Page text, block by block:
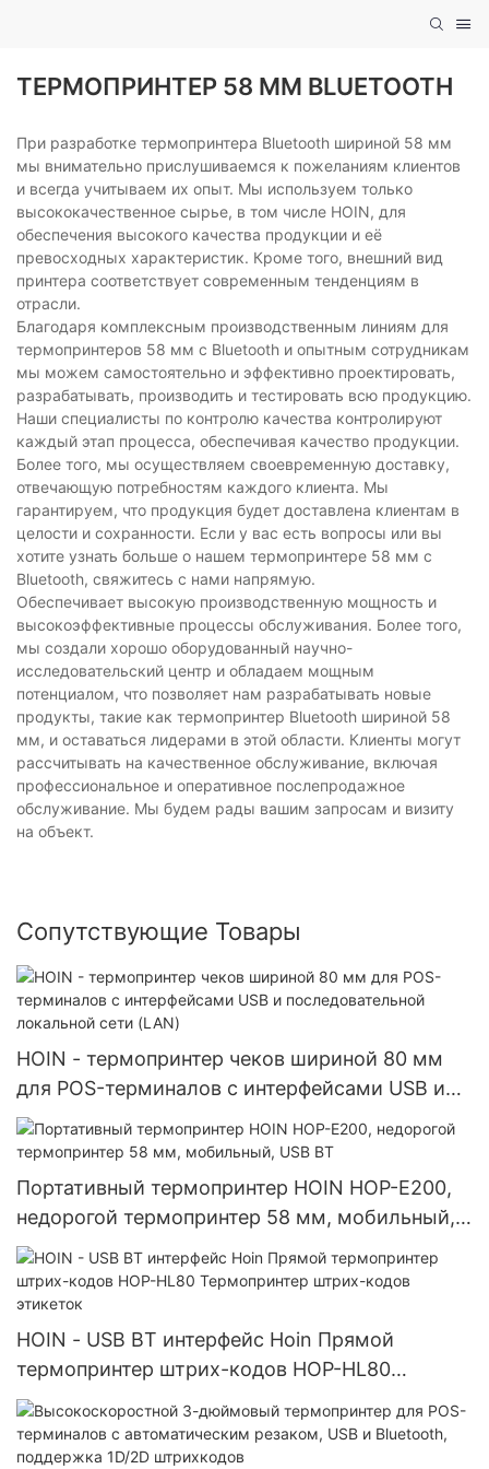
ТЕРМОПРИНТЕР 58 ММ BLUETOOTH
При разработке термопринтера Bluetooth шириной 58 мм
мы внимательно прислушиваемся к пожеланиям клиентов
и всегда учитываем их опыт. Мы используем только
высококачественное сырье, в том числе HOIN, для
обеспечения высокого качества продукции и её
превосходных характеристик. Кроме того, внешний вид
принтера соответствует современным тенденциям в
отрасли.
Благодаря комплексным производственным линиям для
термопринтеров 58 мм с Bluetooth и опытным сотрудникам
мы можем самостоятельно и эффективно проектировать,
разрабатывать, производить и тестировать всю продукцию.
Наши специалисты по контролю качества контролируют
каждый этап процесса, обеспечивая качество продукции.
Более того, мы осуществляем своевременную доставку,
отвечающую потребностям каждого клиента. Мы
гарантируем, что продукция будет доставлена ​​клиентам в
целости и сохранности. Если у вас есть вопросы или вы
хотите узнать больше о нашем термопринтере 58 мм с
Bluetooth, свяжитесь с нами напрямую.
Обеспечивает высокую производственную мощность и
высокоэффективные процессы обслуживания. Более того,
мы создали хорошо оборудованный научно-
исследовательский центр и обладаем мощным
потенциалом, что позволяет нам разрабатывать новые
продукты, такие как термопринтер Bluetooth шириной 58
мм, и оставаться лидерами в этой области. Клиенты могут
рассчитывать на качественное обслуживание, включая
профессиональное и оперативное послепродажное
обслуживание. Мы будем рады вашим запросам и визиту
на объект.
Сопутствующие Товары
HOIN - термопринтер чеков шириной 80 мм
для POS-терминалов с интерфейсами USB и
последовательной локальной сети (LAN)
Портативный термопринтер HOIN HOP-E200,
недорогой термопринтер 58 мм, мобильный,
USB BT
HOIN - USB BT интерфейс Hoin Прямой
термопринтер штрих-кодов HOP-HL80
Термопринтер штрих-кодов этикеток